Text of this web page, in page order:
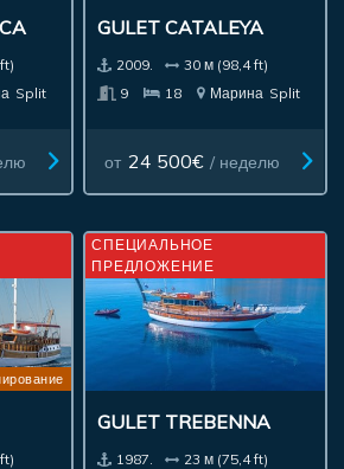
Split
GULET CATALEYA
2009.
30 м (98,4 ft)
9
18 Марина Split
от 24 500€ / неделю
GULET TREBENNA
1987.
23 м (75,4 ft)
СПЕЦИАЛЬНОЕ
ПРЕДЛОЖЕНИЕ